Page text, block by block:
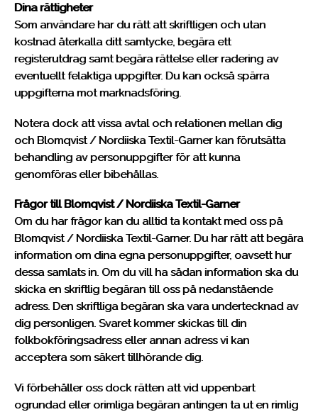
Dina rättigheter
Som användare har du rätt att skriftligen och utan
kostnad återkalla ditt samtycke, begära ett
registerutdrag samt begära rättelse eller radering av
eventuellt felaktiga uppgifter. Du kan också spärra
uppgifterna mot marknadsföring.
Notera dock att vissa avtal och relationen mellan dig
och Blomqvist / Nordiiska Textil-Garner kan förutsätta
behandling av personuppgifter för att kunna
genomföras eller bibehållas.
Frågor till Blomqvist / Nordiiska Textil-Garner
Om du har frågor kan du alltid ta kontakt med oss på
Blomqvist / Nordiiska Textil-Garner. Du har rätt att begära
information om dina egna personuppgifter, oavsett hur
dessa samlats in. Om du vill ha sådan information ska du
skicka en skriftlig begäran till oss på nedanstående
adress. Den skriftliga begäran ska vara undertecknad av
dig personligen. Svaret kommer skickas till din
folkbokföringsadress eller annan adress vi kan
acceptera som säkert tillhörande dig.
Vi förbehåller oss dock rätten att vid uppenbart
ogrundad eller orimliga begäran antingen ta ut en rimlig